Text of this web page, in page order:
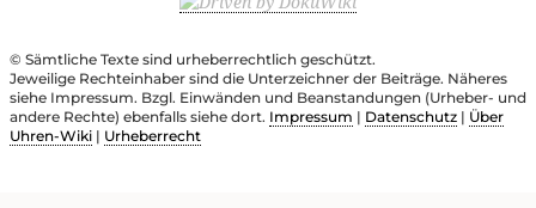
© Sämtliche Texte sind urheberrechtlich geschützt.
Jeweilige Rechteinhaber sind die Unterzeichner der Beiträge. Näheres
siehe Impressum. Bzgl. Einwänden und Beanstandungen (Urheber- und
andere Rechte) ebenfalls siehe dort. Impressum | Datenschutz | Über
Uhren-Wiki | Urheberrecht